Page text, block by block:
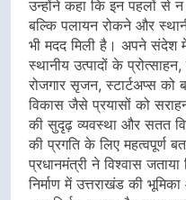
उन्होंने कहा कि इन पहलों से न
बल्कि पलायन रोकने और
भी मदद मिली है। अपने संदेश में
स्थानीय उत्पादों के
रोजगार सृजन, स्टार्टअप्स को
विकास जैसे प्रयासों को
की सुदृढ़ व्यवस्था और सतत
की प्रगति के लिए महत्वपूर्ण
प्रधानमंत्री ने विश्वास
निर्माण में उत्तराखंड की